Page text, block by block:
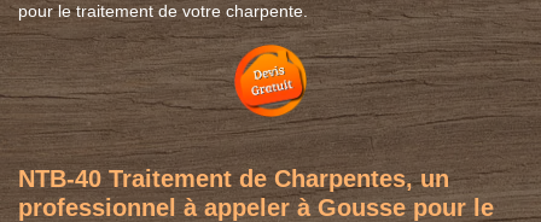
pour le traitement de votre charpente.
NTB-40 Traitement de Charpentes, un
professionnel à appeler à Gousse pour le